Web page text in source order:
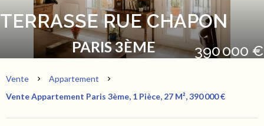
TERRASSE RUE CHAPON
PARIS 3ÈME 390 000 €
Vente
Appartement
Vente Appartement Paris 3ème, 1 Pièce, 27 M², 390 000 €